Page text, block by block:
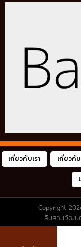
เกี่ยวกับเรา เกี่ยวกั
Copyright
สืบสานวัฒน